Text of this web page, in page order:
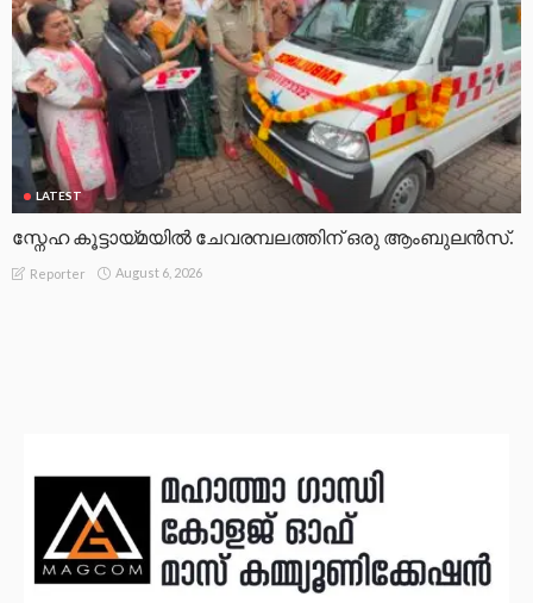
LATEST
സ്നേഹ കൂട്ടായ്മയിൽ ചേവരമ്പലത്തിന് ഒരു ആംബുലൻസ്.
Reporter August 6, 2026